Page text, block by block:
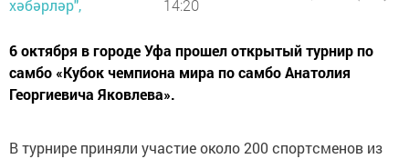
хәбәрләр",
14:20
6 октября в городе Уфа прошел открытый турнир по
самбо «Кубок чемпиона мира по самбо Анатолия
Георгиевича Яковлева».
В турнире приняли участие около 200 спортсменов из